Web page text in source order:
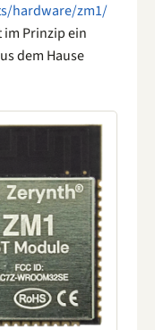
hardware/zm1/
im Prinzip ein
dem Hause